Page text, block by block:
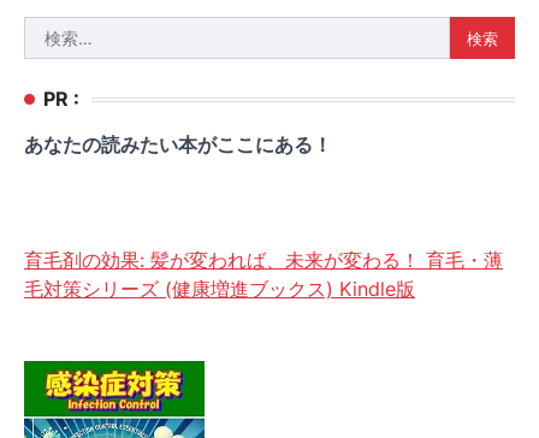
索:
PR :
あなたの読みたい本がここにある！
育毛剤の効果: 髪が変われば、未来が変わる！ 育毛・薄
毛対策シリーズ (健康増進ブックス) Kindle版